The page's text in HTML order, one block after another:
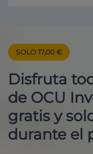
SOLO 17,00 €
Disfruta
de OCU
gratis y
durante el